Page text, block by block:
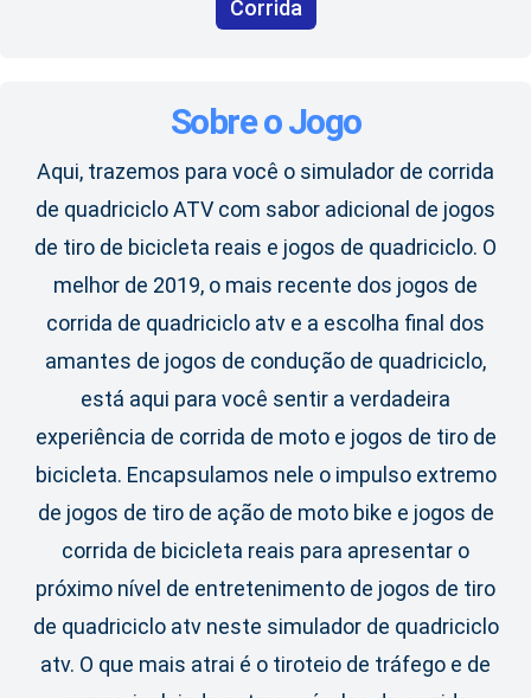
Corrida
Sobre o Jogo
Aqui, trazemos para você o simulador de corrida
de quadriciclo ATV com sabor adicional de jogos
de tiro de bicicleta reais e jogos de quadriciclo. O
melhor de 2019, o mais recente dos jogos de
corrida de quadriciclo atv e a escolha final dos
amantes de jogos de condução de quadriciclo,
está aqui para você sentir a verdadeira
experiência de corrida de moto e jogos de tiro de
bicicleta. Encapsulamos nele o impulso extremo
de jogos de tiro de ação de moto bike e jogos de
corrida de bicicleta reais para apresentar o
próximo nível de entretenimento de jogos de tiro
de quadriciclo atv neste simulador de quadriciclo
atv. O que mais atrai é o tiroteio de tráfego e de